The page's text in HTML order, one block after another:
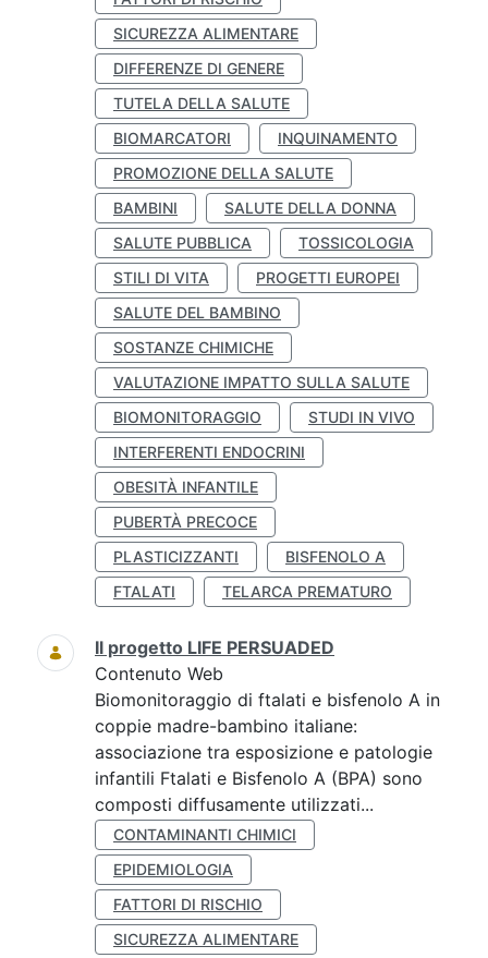
SICUREZZA ALIMENTARE
DIFFERENZE DI GENERE
TUTELA DELLA SALUTE
BIOMARCATORI
INQUINAMENTO
PROMOZIONE DELLA SALUTE
BAMBINI
SALUTE DELLA DONNA
SALUTE PUBBLICA
TOSSICOLOGIA
STILI DI VITA
PROGETTI EUROPEI
SALUTE DEL BAMBINO
SOSTANZE CHIMICHE
VALUTAZIONE IMPATTO SULLA SALUTE
BIOMONITORAGGIO
STUDI IN VIVO
INTERFERENTI ENDOCRINI
OBESITÀ INFANTILE
PUBERTÀ PRECOCE
PLASTICIZZANTI
BISFENOLO A
FTALATI
TELARCA PREMATURO
Il progetto LIFE PERSUADED
Contenuto Web
Biomonitoraggio di ftalati e bisfenolo A in
coppie madre-bambino italiane:
associazione tra esposizione e patologie
infantili Ftalati e Bisfenolo A (BPA) sono
composti diffusamente utilizzati...
CONTAMINANTI CHIMICI
EPIDEMIOLOGIA
FATTORI DI RISCHIO
SICUREZZA ALIMENTARE